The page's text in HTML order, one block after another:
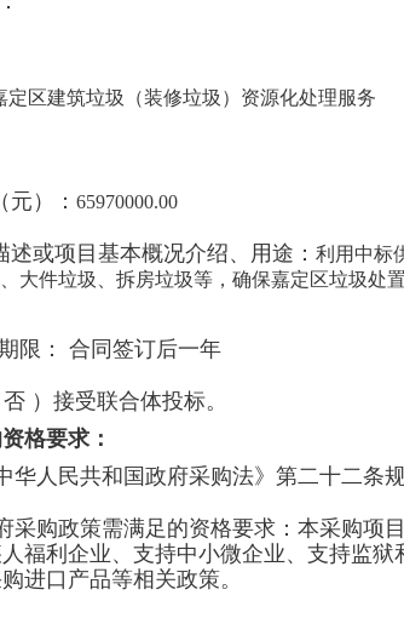
定区建筑垃圾（装修垃圾）资源化处理服务
）： 65970000.00
或项目基本概况介绍、用途： 利用中标
、大件垃圾、拆房垃圾等，确保嘉定区垃圾处
限： 合同签订后一年
否 ）接受联合体投标。
格要求：
华人民共和国政府采购法》第二十二条规
采购政策需满足的资格要求： 本采购项
福利企业、支持中小微企业、支持监
进口产品等相关政策。